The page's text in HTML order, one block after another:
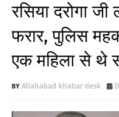
रसिया दरोगा
फरार, पुलिस
एक महिला से थे
Allahabad khabar desk